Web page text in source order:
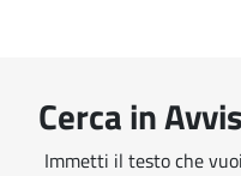
Cerca in
Immetti il testo che